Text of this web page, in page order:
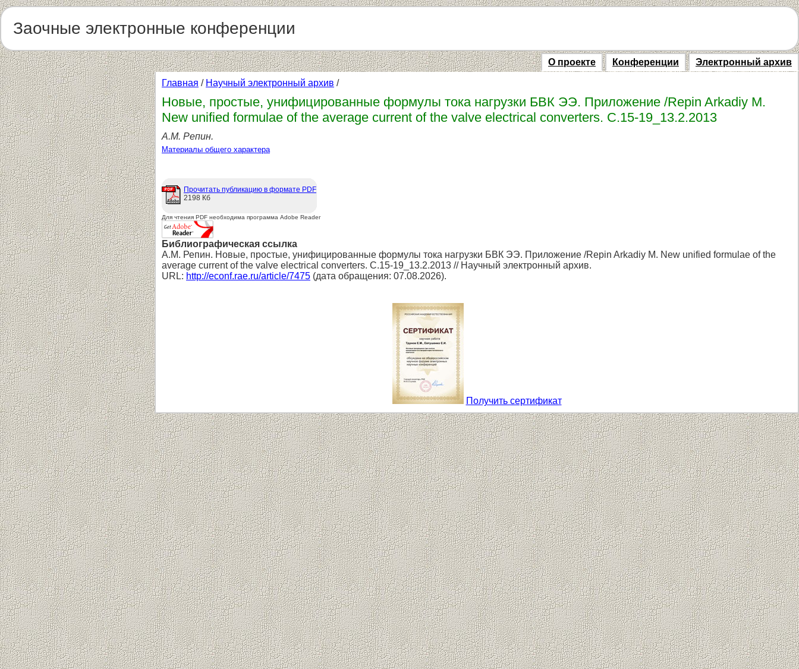
Заочные электронные конференции
О проекте Конференции Электронный архив
Главная / Научный электронный архив /
Новые, простые, унифицированные формулы тока нагрузки БВК ЭЭ. Приложение /Repin Arkadiy M.
New unified formulae of the average current of the valve electrical converters. С.15-19_13.2.2013
А.М. Репин.
Материалы общего характера
Прочитать публикацию в формате PDF
2198 Кб
Для чтения PDF необходима программа Adobe Reader
Библиографическая ссылка
А.М. Репин. Новые, простые, унифицированные формулы тока нагрузки БВК ЭЭ. Приложение /Repin Arkadiy M. New unified formulae of the
average current of the valve electrical converters. С.15-19_13.2.2013 // Научный электронный архив.
URL: http://econf.rae.ru/article/7475 (дата обращения: 07.08.2026).
Получить сертификат